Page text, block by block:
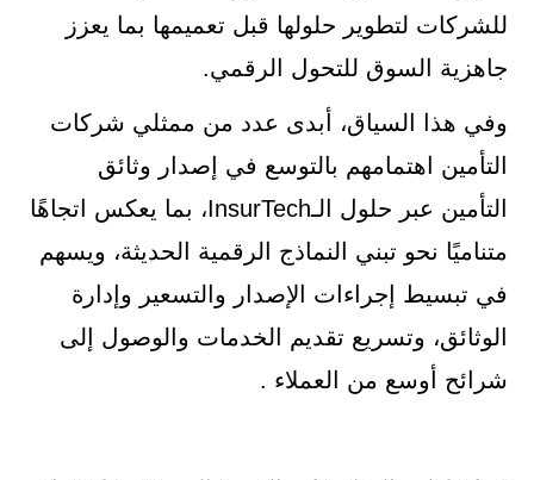
للشركات لتطوير حلولها قبل تعميمها بما يعزز
جاهزية السوق للتحول الرقمي.
وفي هذا السياق، أبدى عدد من ممثلي شركات
التأمين اهتمامهم بالتوسع في إصدار وثائق
التأمين عبر حلول الـInsurTech، بما يعكس اتجاهًا
متناميًا نحو تبني النماذج الرقمية الحديثة، ويسهم
في تبسيط إجراءات الإصدار والتسعير وإدارة
الوثائق، وتسريع تقديم الخدمات والوصول إلى
شرائح أوسع من العملاء .